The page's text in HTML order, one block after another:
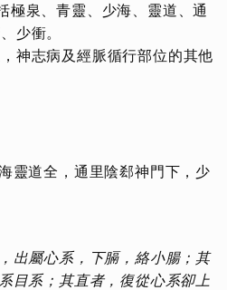
極泉、青靈、少海、靈道、通
少衝。
神志病及經脈循行部位的其他
靈道全，通里陰郄神門下，少
出屬心系，下膈，絡小腸；其
目系；其直者，復從心系卻上